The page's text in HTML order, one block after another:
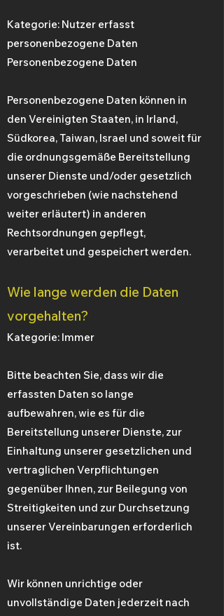
Kategorie: Nutzer erfasst
personenbezogene Daten
Personenbezogene Daten
Personenbezogene Daten können in
den Vereinigten Staaten, in Irland,
Südkorea, Taiwan, Israel und soweit für
die ordnungsgemäße Bereitstellung
unserer Dienste und/oder gesetzlich
vorgeschrieben (wie nachstehend
weiter erläutert) in anderen
Rechtsordnungen gepflegt,
verarbeitet und gespeichert werden.
Wie lange werden die Daten
vorgehalten?
Kategorie: Immer
Bitte beachten Sie, dass wir die
erfassten Daten so lange
aufbewahren, wie es für die
Bereitstellung unserer Dienste, zur
Einhaltung unserer gesetzlichen und
vertraglichen Verpflichtungen
gegenüber Ihnen, zur Beilegung von
Streitigkeiten und zur Durchsetzung
unserer Vereinbarungen erforderlich
ist.
Wir können unrichtige oder
unvollständige Daten jederzeit nach